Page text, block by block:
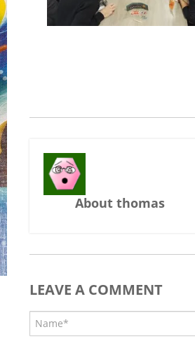
About thomas
LEAVE A COMMENT